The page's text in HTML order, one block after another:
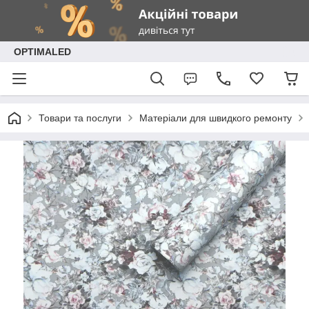
OPTIMALED
Товари та послуги Матеріали для швидкого ремонту